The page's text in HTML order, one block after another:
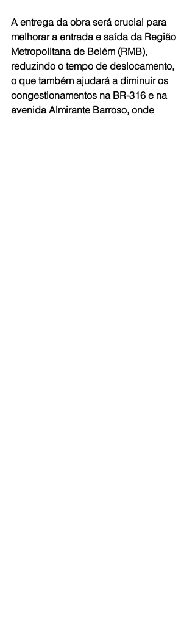
A entrega da obra será crucial para
melhorar a entrada e saída da Região
Metropolitana de Belém (RMB),
reduzindo o tempo de deslocamento,
o que também ajudará a diminuir os
congestionamentos na BR-316 e na
avenida Almirante Barroso, onde